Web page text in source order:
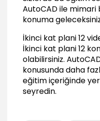
06:06
Merdiven çizimi 3
Merdiven çizimi 4
03:35
Merdiven çizimi 5
12:11
Kapi ve pencere
AutoCAD ile
konuma
İkinci kat plani 12
İkinci kat plani 12
olabilirsiniz.
konusunda daha
eğitim içeriğinde
seyredin.